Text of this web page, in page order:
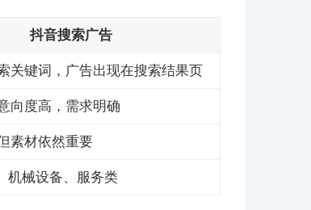
抖音搜索广告
关键词，广告出现在搜索结果页
向度高，需求明确
素材依然重要
机械设备、服务类